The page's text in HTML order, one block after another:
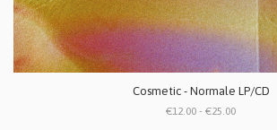
Cosmetic - Normale LP/CD
€12.00 - €25.00